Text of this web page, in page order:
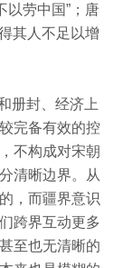
劳中国”； 唐
其人不足以增
册封、经济上
完备有效的控
不构成对宋朝
清晰边界。
从
，而疆界意识
跨界互动更多
至也无清晰的